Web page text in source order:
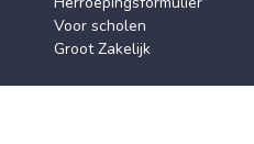
Voor scholen
Groot Zakelijk